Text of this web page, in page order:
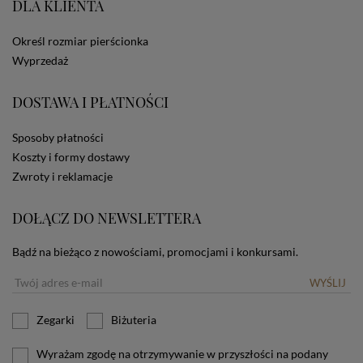
ze Sklepu bez zmiany ustawień w przeglądarce
zamieszczane w urządzeniu końcowym każdego
użytkownika. Jeżeli użytkownik nie wyraża zgody na
informacji o plikach cookies.
DLA KLIENTA
Określ rozmiar pierścionka
Wyprzedaż
DOSTAWA I PŁATNOŚCI
Sposoby płatności
Koszty i formy dostawy
Zwroty i reklamacje
DOŁĄCZ DO NEWSLETTERA
Bądź na bieżąco z nowościami, promocjami i konkursami.
WYŚLIJ
Zegarki Biżuteria
Wyrażam zgodę na otrzymywanie w przyszłości na podany